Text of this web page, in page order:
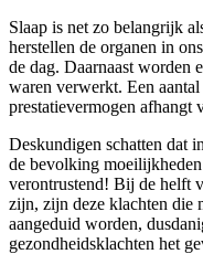
Slaap is net zo belangrijk
herstellen de organen in
de dag. Daarnaast worden
waren verwerkt. Een
prestatievermogen afhangt
Deskundigen schatten dat
de bevolking
verontrustend! Bij de helft
zijn, zijn deze klachten die
aangeduid worden,
gezondheidsklachten het